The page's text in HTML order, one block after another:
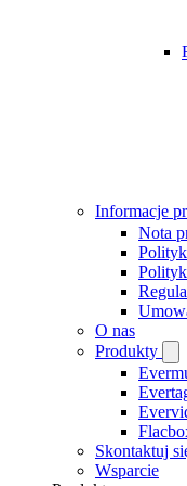
Informacje
Nota
O nas
Produkty
Skontaktuj
Wsparcie